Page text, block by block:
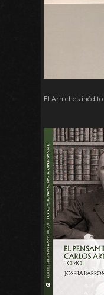
El Arniches inédito.